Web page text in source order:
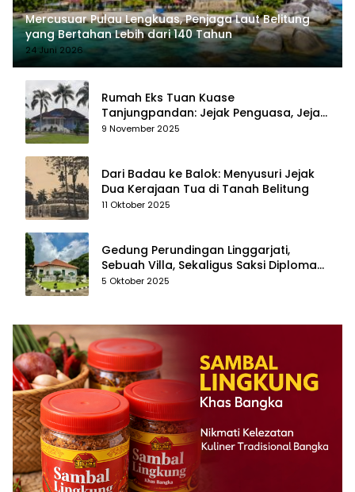
Mercusuar Pulau Lengkuas, Penjaga Laut Belitung
yang Bertahan Lebih dari 140 Tahun
24 Juni 2026
Rumah Eks Tuan Kuase
Tanjungpandan: Jejak Penguasa, Jejak
Kenangan
9 November 2025
Dari Badau ke Balok: Menyusuri Jejak
Dua Kerajaan Tua di Tanah Belitung
11 Oktober 2025
Gedung Perundingan Linggarjati,
Sebuah Villa, Sekaligus Saksi Diplomasi
yang Mengubah Arah Bangsa
5 Oktober 2025